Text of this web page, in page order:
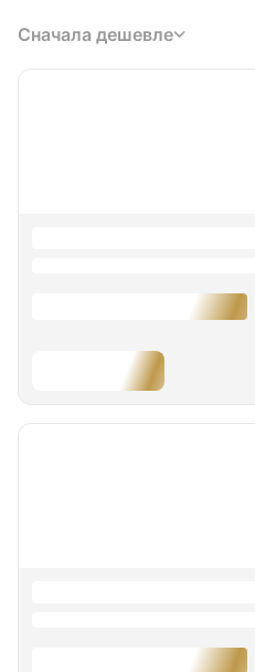
Сначала дешевле